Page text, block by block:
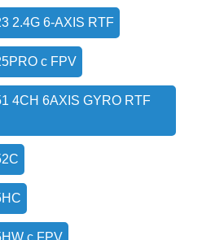
2.4G 6-AXIS RTF
с FPV
4CH 6AXIS GYRO RTF
с FPV